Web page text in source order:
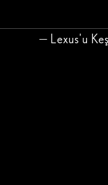
Lexus'u